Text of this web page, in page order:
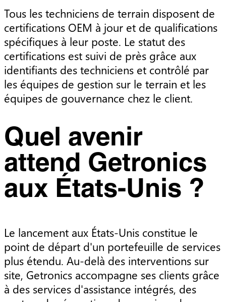
Tous les techniciens de terrain disposent de
certifications OEM à jour et de qualifications
spécifiques à leur poste. Le statut des
certifications est suivi de près grâce aux
identifiants des techniciens et contrôlé par
les équipes de gestion sur le terrain et les
équipes de gouvernance chez le client.
Quel avenir
attend Getronics
aux États-Unis ?
Le lancement aux États-Unis constitue le
point de départ d'un portefeuille de services
plus étendu. Au-delà des interventions sur
site, Getronics accompagne ses clients grâce
à des services d'assistance intégrés, des